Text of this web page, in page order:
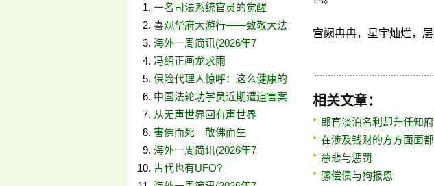
一名司法系统官员的觉醒
喜观华府大游行——致敬大法
海外一周简讯(2026年7
冯绍正画龙求雨
保险代理人惊呼：这么健康的
中国法轮功学员近期遭迫害案
从无声世界回有声世界
害佛而死 敬佛而生
海外一周简讯(2026年7
古代也有UFO?
宫阙冉冉，星宇灿烂，
相关文章：
郎官淡泊名利却升任知
在涉及钱财的方方面面
慈悲与惩罚
骡偿债与狗报恩